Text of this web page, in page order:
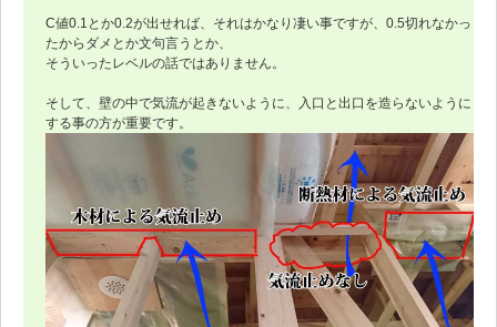
C値0.1とか0.2が出せれば、それはかなり凄い事ですが、0.5切れなかっ
たからダメとか文句言うとか、
そういったレベルの話ではありません。
そして、壁の中で気流が起きないように、入口と出口を造らないように
する事の方が重要です。